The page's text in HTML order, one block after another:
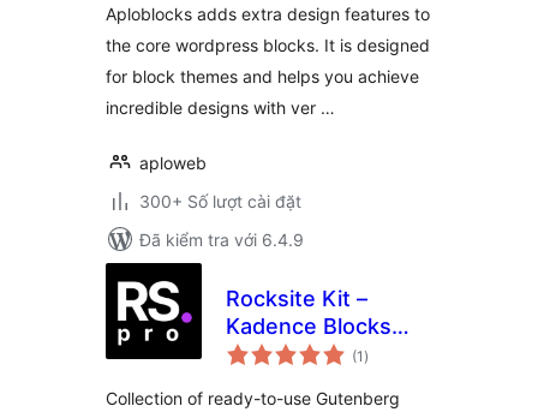
Aploblocks adds extra design features to
the core wordpress blocks. It is designed
for block themes and helps you achieve
incredible designs with ver …
aploweb
300+ Số lượt cài đặt
Đã kiểm tra với 6.4.9
Rocksite Kit –
Kadence Blocks
Patterns with
(1 tổng
đánh
)
Collection of ready-to-use Gutenberg